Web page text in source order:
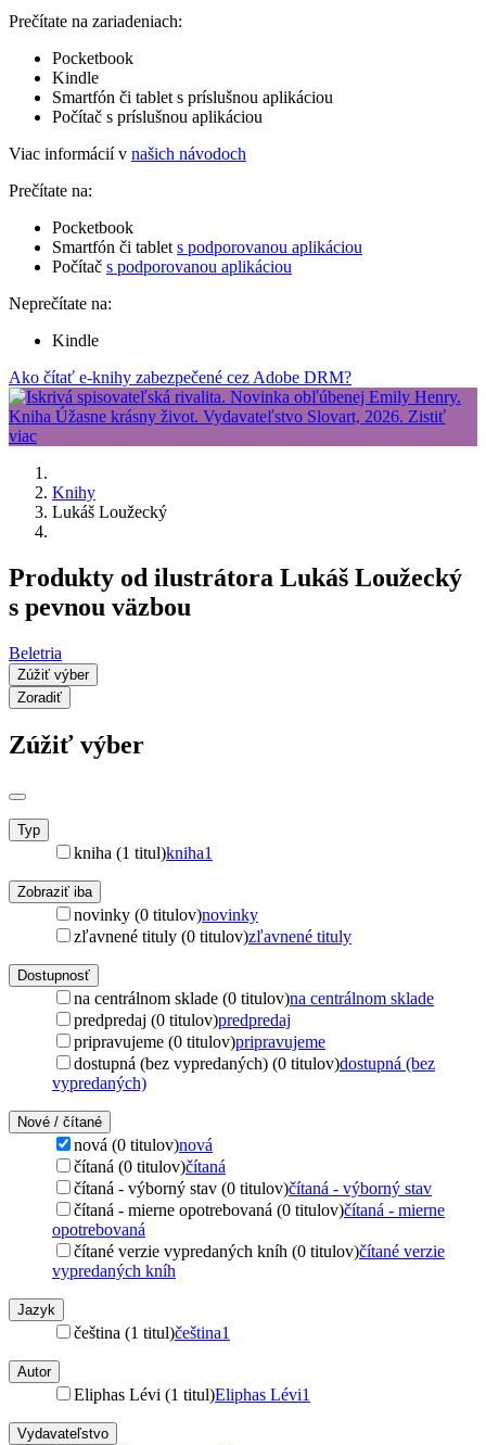
Prečítate na zariadeniach:
Pocketbook
Kindle
Smartfón či tablet s príslušnou aplikáciou
Počítač s príslušnou aplikáciou
Viac informácií v našich návodoch
Prečítate na:
Pocketbook
Smartfón či tablet s podporovanou aplikáciou
Počítač s podporovanou aplikáciou
Neprečítate na:
Kindle
Ako čítať e-knihy zabezpečené cez Adobe DRM?
Knihy
Lukáš Loužecký
Produkty od ilustrátora Lukáš Loužecký
s pevnou väzbou
Beletria
Zúžiť výber
Zoradiť
Zúžiť výber
Typ
kniha (1 titul)kniha1
Zobraziť iba
novinky (0 titulov)novinky
zľavnené tituly (0 titulov)zľavnené tituly
Dostupnosť
na centrálnom sklade (0 titulov)na centrálnom sklade
predpredaj (0 titulov)predpredaj
pripravujeme (0 titulov)pripravujeme
dostupná (bez vypredaných) (0 titulov)dostupná (bez
vypredaných)
Nové / čítané
nová (0 titulov)nová
čítaná (0 titulov)čítaná
čítaná - výborný stav (0 titulov)čítaná - výborný stav
čítaná - mierne opotrebovaná (0 titulov)čítaná - mierne
opotrebovaná
čítané verzie vypredaných kníh (0 titulov)čítané verzie
vypredaných kníh
Jazyk
čeština (1 titul)čeština1
Autor
Eliphas Lévi (1 titul)Eliphas Lévi1
Vydavateľstvo